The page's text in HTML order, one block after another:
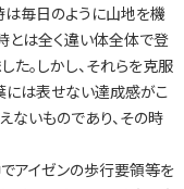
は毎日のように山地を機
とは全く違い体全体で登
た。しかし、それらを克服
には表せない達成感がこ
ないものであり、その時
アイゼンの歩行要領等を